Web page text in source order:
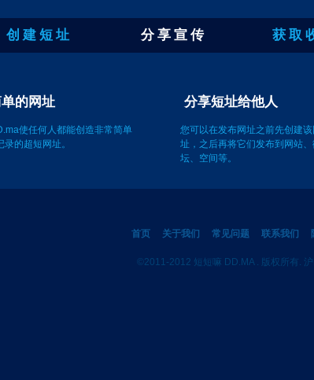
创 建 短 址 分 享 宣 传 获 取
创建简单的网址 分享短址给他
您可以在发布网址之前先创建该
首页 关于我们 常见问题 联系我们